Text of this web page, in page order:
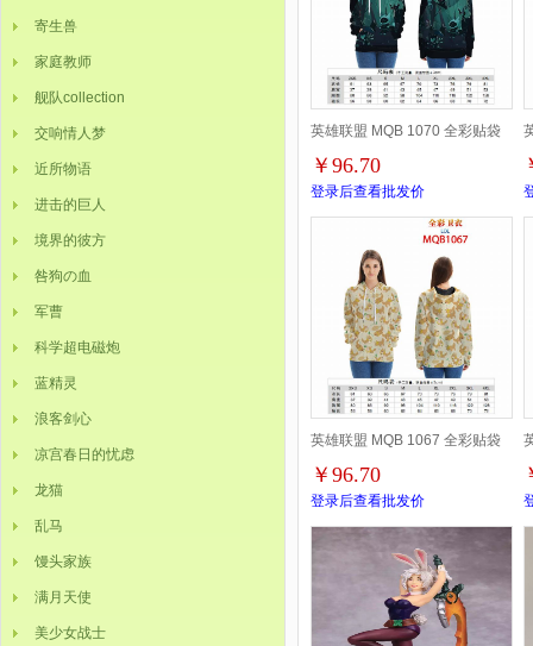
寄生兽
家庭教师
舰队collection
交响情人梦
近所物语
进击的巨人
境界的彼方
咎狗の血
军曹
科学超电磁炮
蓝精灵
浪客剑心
凉宫春日的忧虑
龙猫
乱马
馒头家族
满月天使
美少女战士
英雄联盟 MQB 1070 全彩贴袋
长袖外套头套带帽子无拉链嘻哈
卫衣2XS-4XL一共9个码
￥96.70
登录后查看批发价
英雄联盟 MQB 1067 全彩贴袋
长袖外套头套带帽子无拉链嘻哈
卫衣2XS-4XL一共9个码
￥96.70
登录后查看批发价